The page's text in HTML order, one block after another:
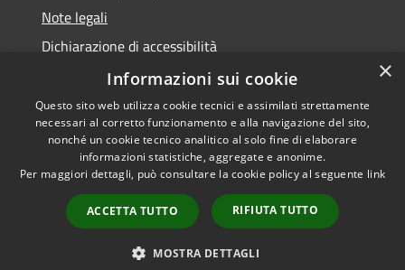
Note legali
Dichiarazione di accessibilità
Sito istituzionale precedente
RSS
Accessibilità
Copyright © 2026 • Comune di
Tremestieri Etneo • Powered
byMunicipium
Accesso
redazione
×
Informazioni sui cookie
Questo sito web utilizza cookie tecnici e assimilati strettamente
necessari al corretto funzionamento e alla navigazione del sito,
nonché un cookie tecnico analitico al solo fine di elaborare
informazioni statistiche, aggregate e anonime.
Per maggiori dettagli, può consultare la cookie policy al seguente link
ACCETTA TUTTO RIFIUTA TUTTO
MOSTRA DETTAGLI